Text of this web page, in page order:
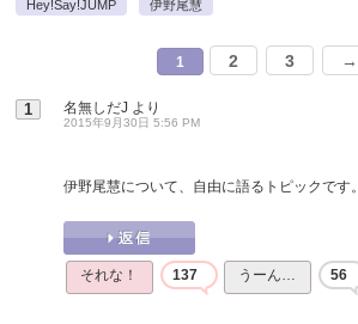
Hey!Say!JUMP 伊野尾慧
1 2 3 →
1 名無しだJ より
2015年9月30日 5:56 PM
伊野尾慧について、自由に語るトピックです。
それな！ 137 うーん… 56